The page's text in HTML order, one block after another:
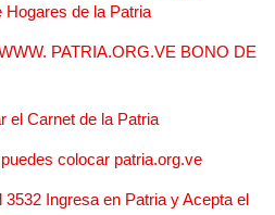
Hogares de la Patria
PATRIA.ORG.VE BONO DE
el Carnet de la Patria
colocar patria.org.ve
Ingresa en Patria y Acepta el